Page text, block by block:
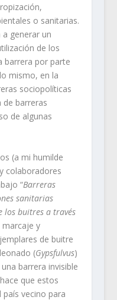
o sanitarias.
generar un
de los
barrera por parte
mismo, en la
sociopolíticas
de barreras
de algunas
(a mi humilde
colaboradores
“Barreras
sanitarias
los buitres a través
y
de buitre
(Gypsfulvus)
barrera invisible
que estos
vecino para